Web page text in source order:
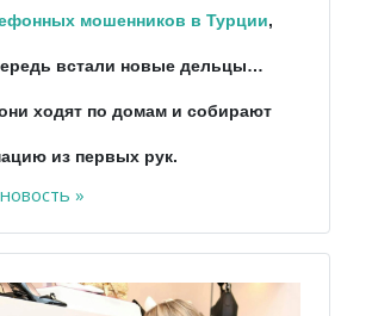
мошенников в Турции,
встали новые дельцы…
ходят по домам и собирают
из первых рук.
»